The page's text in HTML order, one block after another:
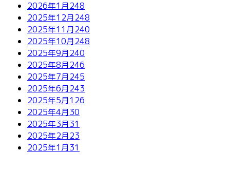
2026年1月248
2025年12月248
2025年11月240
2025年10月248
2025年9月240
2025年8月246
2025年7月245
2025年6月243
2025年5月126
2025年4月30
2025年3月31
2025年2月23
2025年1月31